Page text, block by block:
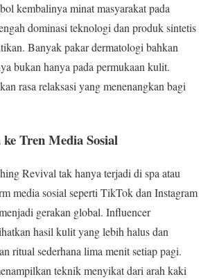
kembalinya minat masyarakat pada
dominasi teknologi dan produk sintetis
Banyak pakar dermatologi bahkan
bukan hanya pada permukaan kulit.
rasa relaksasi yang menenangkan bagi
Tren Media Sosial
Revival tak hanya terjadi di spa atau
media sosial seperti TikTok dan Instagram
gerakan global. Influencer
hasil kulit yang lebih halus dan
ritual sederhana lima menit setiap pagi.
teknik menyikat dari arah kaki